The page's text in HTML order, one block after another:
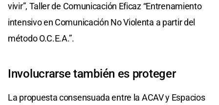
vivir”, Taller de Comunicación Eficaz “Entrenamiento
intensivo en Comunicación No Violenta a partir del
método O.C.E.A.”.
Involucrarse también es proteger
La propuesta consensuada entre la ACAV y Espacios